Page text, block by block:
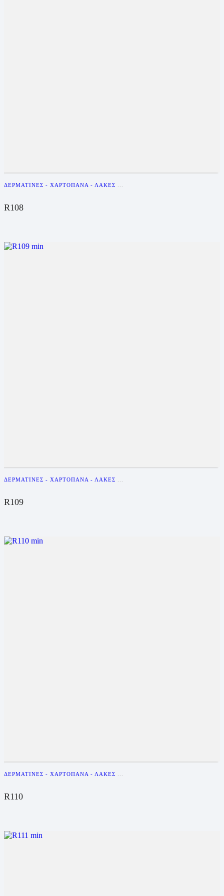
ΔΕΡΜΑΤΊΝΕΣ - ΧΑΡΤΌΠΑΝΑ - ΛΆΚΕΣ
R108
ΔΕΡΜΑΤΊΝΕΣ - ΧΑΡΤΌΠΑΝΑ - ΛΆΚΕΣ
R109
ΔΕΡΜΑΤΊΝΕΣ - ΧΑΡΤΌΠΑΝΑ - ΛΆΚΕΣ
R110